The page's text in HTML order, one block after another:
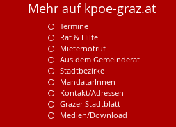
Mehr auf kpoe-graz.at
Termine
Rat & Hilfe
Mieternotruf
Aus dem Gemeinderat
Stadtbezirke
MandatarInnen
Kontakt/Adressen
Grazer Stadtblatt
Medien/Download